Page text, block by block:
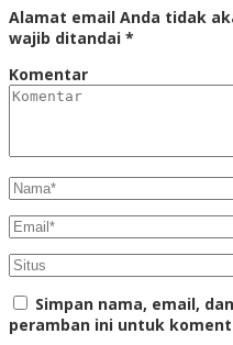
Alamat email Anda tidak
wajib ditandai *
Komentar
Simpan nama, email,
peramban ini untuk